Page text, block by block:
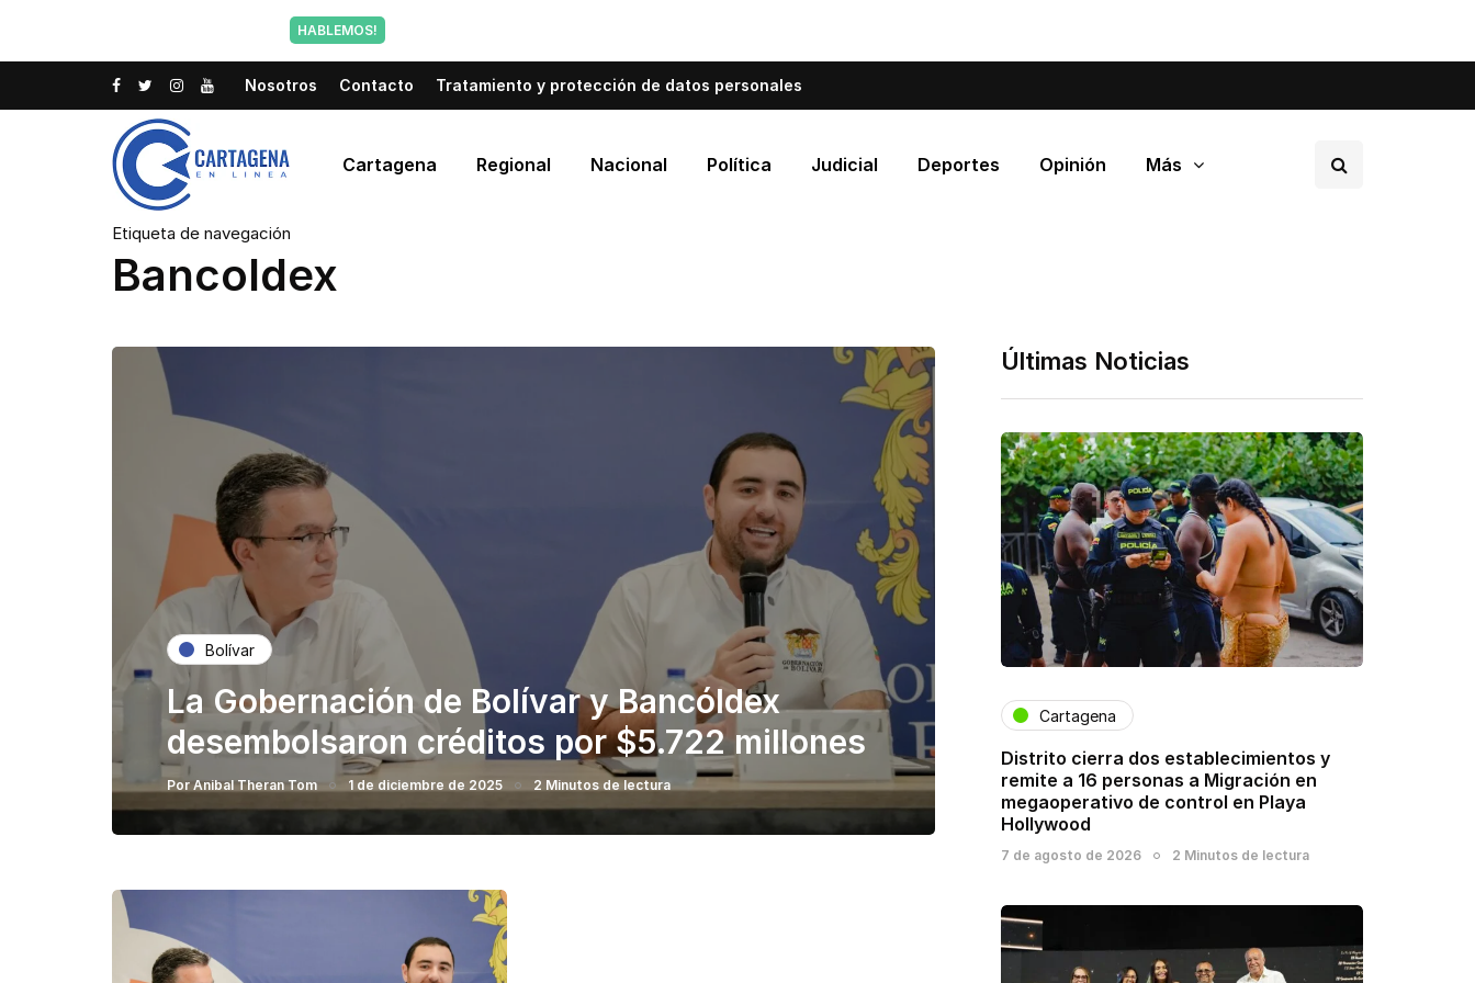
HABLEMOS!
Nosotros Contacto Tratamiento y protección de datos personales
Cartagena Regional Nacional Política Judicial Deportes Opinión Más
Etiqueta de navegación
Bancoldex
Bolívar
La Gobernación de Bolívar y Bancóldex
desembolsaron créditos por $5.722 millones
Por Anibal Theran Tom 1 de diciembre de 2025 2 Minutos de lectura
Últimas Noticias
Cartagena
Distrito cierra dos establecimientos y
remite a 16 personas a Migración en
megaoperativo de control en Playa
Hollywood
7 de agosto de 2026 2 Minutos de lectura